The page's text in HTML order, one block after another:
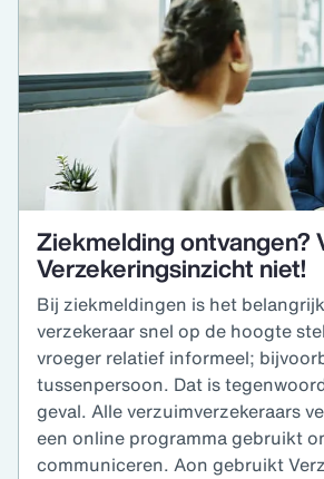
Ziekmelding ontvangen?
Verzekeringsinzicht niet!
Bij ziekmeldingen is het
verzekeraar snel op de hoogte
vroeger relatief informeel;
tussenpersoon. Dat is
geval. Alle verzuimverzekeraars
een online programma gebruikt
communiceren. Aon gebruikt